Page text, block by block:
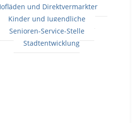
und Direktvermarkter
Kinder und Jugendliche
Senioren-Service-Stelle
Stadtentwicklung